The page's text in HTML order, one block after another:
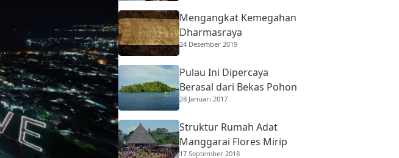
Orang Tua
Mengangkat Kemegahan
Dharmasraya
24 Desember 2019
Pulau Ini Dipercaya
Berasal dari Bekas Pohon
Raksasa
28 Januari 2017
Struktur Rumah Adat
Manggarai Flores Mirip
17 September 2018